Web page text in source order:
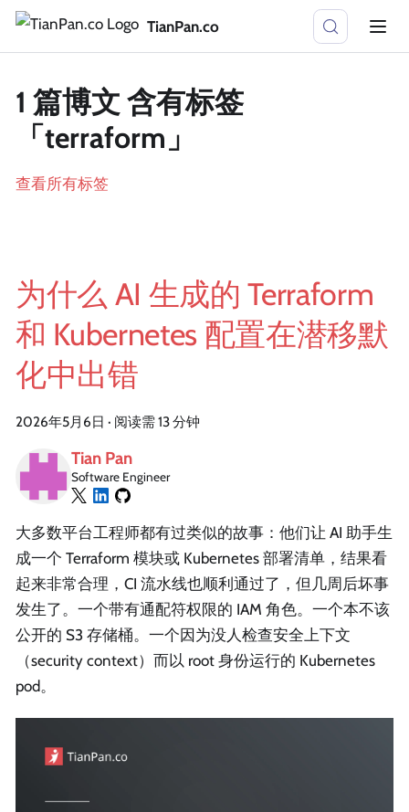
TianPan.co
1 篇博文 含有标签
「terraform」
查看所有标签
为什么 AI 生成的 Terraform
和 Kubernetes 配置在潜移默
化中出错
2026年5月6日 · 阅读需 13 分钟
Tian Pan
Software Engineer
大多数平台工程师都有过类似的故事：他们让 AI 助手生
成一个 Terraform 模块或 Kubernetes 部署清单，结果看
起来非常合理，CI 流水线也顺利通过了，但几周后坏事
发生了。一个带有通配符权限的 IAM 角色。一个本不该
公开的 S3 存储桶。一个因为没人检查安全上下文
（security context）而以 root 身份运行的 Kubernetes
pod。